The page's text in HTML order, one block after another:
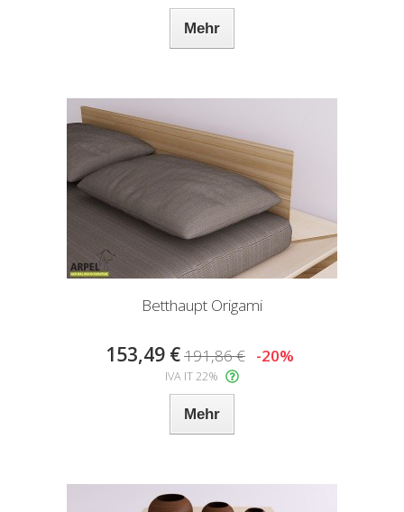
Mehr
Betthaupt Origami
153,49 €191,86 € -20%
IVA IT 22%
Mehr